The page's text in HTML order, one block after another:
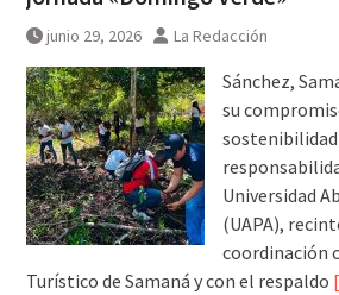
junio 29, 2026 La Redacción
Sánchez,
su
Universidad
(UAPA),
coordinación
Turístico de Samaná y con el respaldo